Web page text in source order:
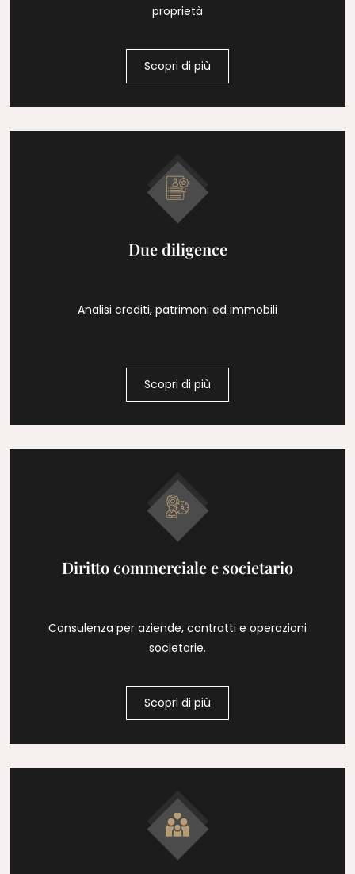
proprietà
Scopri di più
Due diligence
Analisi crediti, patrimoni ed immobili
Scopri di più
Diritto commerciale e societario
Consulenza per aziende, contratti e operazioni
societarie.
Scopri di più